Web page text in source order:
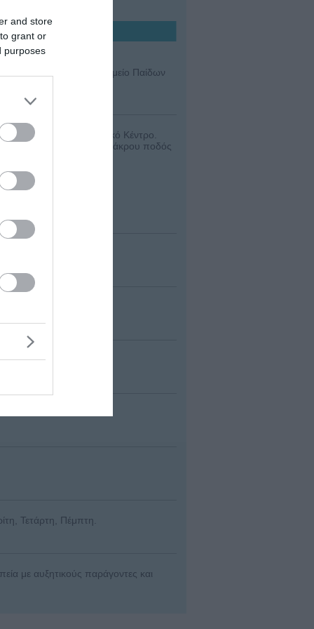
and store
grant or
purposes
Αθήνα και στο Νοσοκομείο Παίδων
Ιατρικό Διαβαλκανικό Κέντρο.
ποδοκνημικής, άκρου ποδός
ESSKA
Τετάρτη, Πέμπτη.
με αυξητικούς παράγοντες και